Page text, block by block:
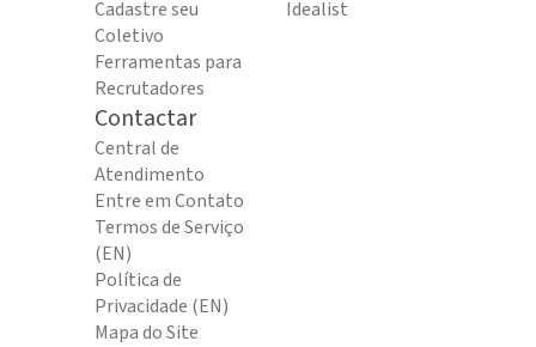
Cadastre seu
Coletivo
Ferramentas para
Recrutadores
Idealist
Contactar
Central de
Atendimento
Entre em Contato
Termos de Serviço
(EN)
Política de
Privacidade (EN)
Mapa do Site